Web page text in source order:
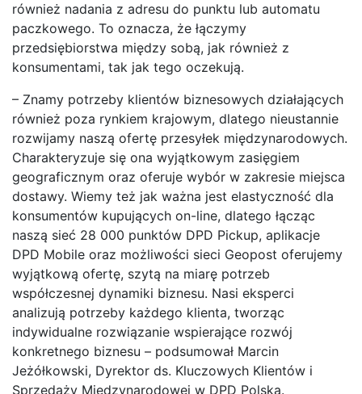
również nadania z adresu do punktu lub automatu
paczkowego. To oznacza, że łączymy
przedsiębiorstwa między sobą, jak również z
konsumentami, tak jak tego oczekują.
– Znamy potrzeby klientów biznesowych działających
również poza rynkiem krajowym, dlatego nieustannie
rozwijamy naszą ofertę przesyłek międzynarodowych.
Charakteryzuje się ona wyjątkowym zasięgiem
geograficznym oraz oferuje wybór w zakresie miejsca
dostawy. Wiemy też jak ważna jest elastyczność dla
konsumentów kupujących on-line, dlatego łącząc
naszą sieć 28 000 punktów DPD Pickup, aplikacje
DPD Mobile oraz możliwości sieci Geopost oferujemy
wyjątkową ofertę, szytą na miarę potrzeb
współczesnej dynamiki biznesu. Nasi eksperci
analizują potrzeby każdego klienta, tworząc
indywidualne rozwiązanie wspierające rozwój
konkretnego biznesu – podsumował Marcin
Jeżółkowski, Dyrektor ds. Kluczowych Klientów i
Sprzedaży Międzynarodowej w DPD Polska.